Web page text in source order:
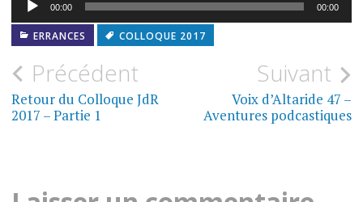
audio
00:00 00:00
ERRANCES COLLOQUE 2017
Navigation
de
Précédent
Retour du Colloque JdR
2017 – Partie 1
Suivant
Voix d’Altaride 47 –
Aventures podcastiques